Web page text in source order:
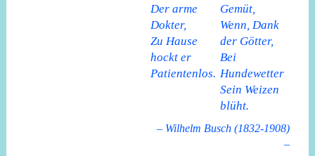
Der arme
Dokter,
Zu Hause
hockt er
Patientenlos.
Gemüt,
Wenn, Dank
der Götter,
Bei
Hundewetter
Sein Weizen
blüht.
– Wilhelm Busch (1832-1908)
–